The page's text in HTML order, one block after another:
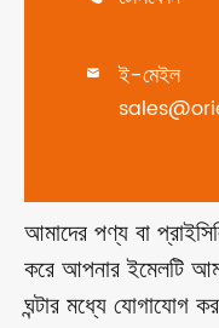
 ই-মেইল
আমাদের পণ্য বা
করে আপনার ইমেলটি
ঘন্টার মধ্যে যোগাযোগ